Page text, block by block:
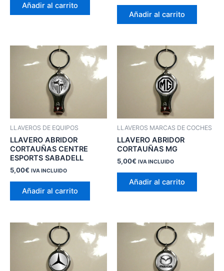
Añadir al carrito
Añadir al carrito
LLAVEROS DE EQUIPOS
LLAVERO ABRIDOR
CORTAUÑAS CENTRE
ESPORTS SABADELL
5,00€ IVA INCLUIDO
Añadir al carrito
LLAVEROS MARCAS DE COCHES
LLAVERO ABRIDOR
CORTAUÑAS MG
5,00€ IVA INCLUIDO
Añadir al carrito